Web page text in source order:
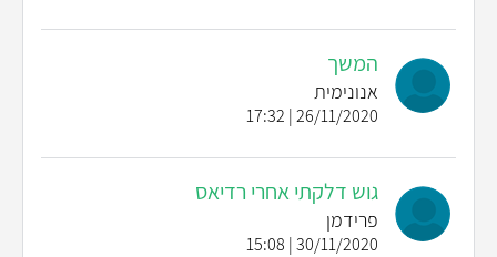
המשך
אנונימית
26/11/2020 | 17:32
גוש דלקתי אחרי רדיאס
פרידמן
30/11/2020 | 15:08